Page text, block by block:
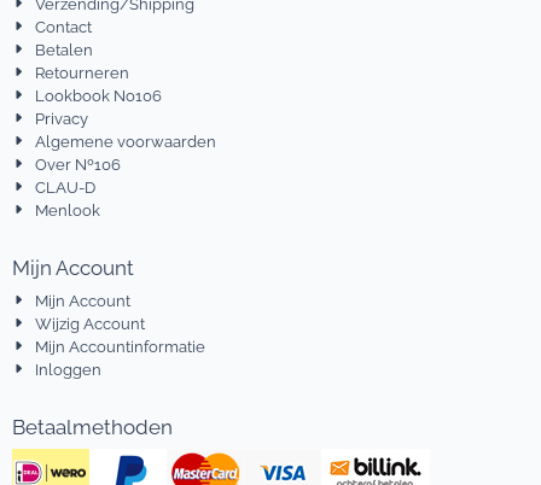
Verzending/Shipping
Contact
Betalen
Retourneren
Lookbook No106
Privacy
Algemene voorwaarden
Over Nº106
CLAU-D
Menlook
Mijn Account
Mijn Account
Wijzig Account
Mijn Accountinformatie
Inloggen
Betaalmethoden